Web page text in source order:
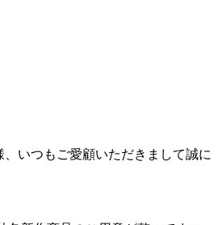
、いつもご愛顧いただきまして誠に